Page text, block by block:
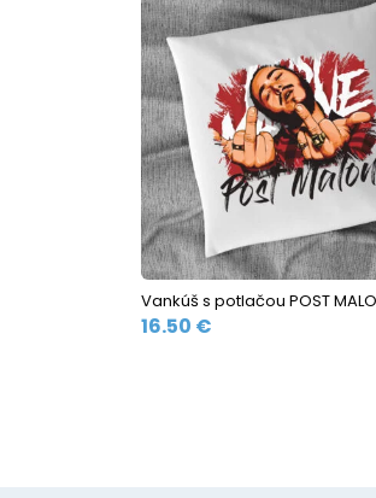
Vankúš s potlačou POST
16.50 €